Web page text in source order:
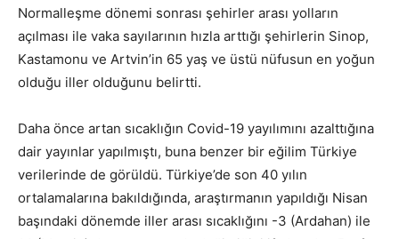
Normalleşme dönemi sonrası şehirler arası yolların
açılması ile vaka sayılarının hızla arttığı şehirlerin Sinop,
Kastamonu ve Artvin’in 65 yaş ve üstü nüfusun en yoğun
olduğu iller olduğunu belirtti.
Daha önce artan sıcaklığın Covid-19 yayılımını azalttığına
dair yayınlar yapılmıştı, buna benzer bir eğilim Türkiye
verilerinde de görüldü. Türkiye’de son 40 yılın
ortalamalarına bakıldığında, araştırmanın yapıldığı Nisan
başındaki dönemde iller arası sıcaklığını -3 (Ardahan) ile